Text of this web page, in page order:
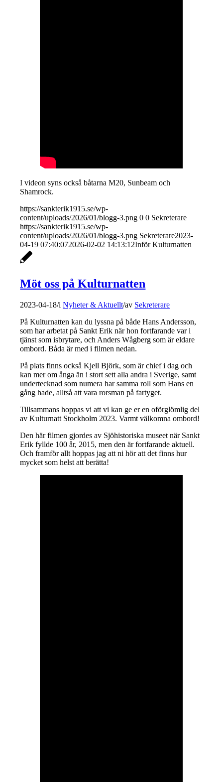
I videon syns också båtarna M20, Sunbeam och
Shamrock.
https://sankterik1915.se/wp-
content/uploads/2026/01/blogg-3.png 0 0 Sekreterare
https://sankterik1915.se/wp-
content/uploads/2026/01/blogg-3.png Sekreterare2023-
04-19 07:40:072026-02-02 14:13:12Inför Kulturnatten
Möt oss på Kulturnatten
2023-04-18/iNyheter & Aktuellt/av Sekreterare
På Kulturnatten kan du lyssna på både Hans Andersson,
som har arbetat på Sankt Erik när hon fortfarande var i
tjänst som isbrytare, och Anders Wågberg som är eldare
ombord. Båda är med i filmen nedan.
På plats finns också Kjell Björk, som är chief i dag och
kan mer om ånga än i stort sett alla andra i Sverige, samt
undertecknad som numera har samma roll som Hans en
gång hade, alltså att vara rorsman på fartyget.
Tillsammans hoppas vi att vi kan ge er en oförglömlig del
av Kulturnatt Stockholm 2023. Varmt välkomna ombord!
Den här filmen gjordes av Sjöhistoriska museet när Sankt
Erik fyllde 100 år, 2015, men den är fortfarande aktuell.
Och framför allt hoppas jag att ni hör att det finns hur
mycket som helst att berätta!